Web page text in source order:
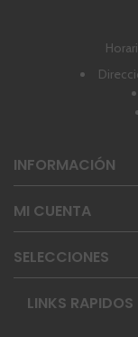
INFORMACIÓN
MI CUENTA
SELECCIONES
LINKS RAPIDOS